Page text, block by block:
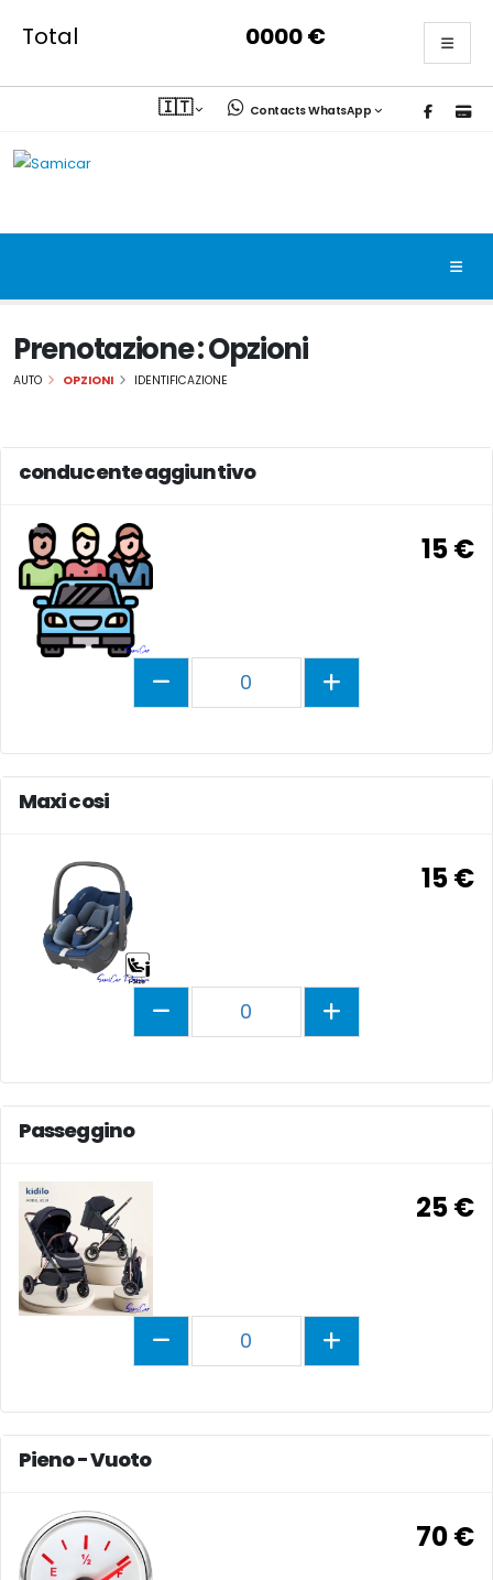
Total 0000€
🇮🇹 Contacts WhatsApp
Prenotazione : Opzioni
AUTO OPZIONI IDENTIFICAZIONE
conducente aggiuntivo
15 €
0
Maxi cosi
15 €
0
Passeggino
25 €
0
Pieno - Vuoto
70 €